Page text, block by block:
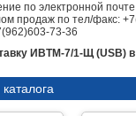
по электронной почте
продаж по тел/факс:
73-36
ИВТМ-7/1-Щ (USB) в